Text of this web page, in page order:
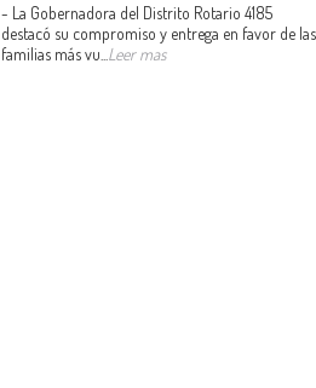
- La Gobernadora del Distrito Rotario 4185
destacó su compromiso y entrega en favor de las
familias más vu... Leer mas